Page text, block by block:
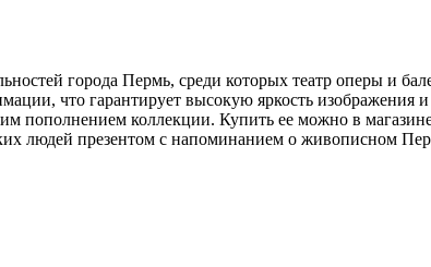
города Пермь, среди которых театр оперы и
что гарантирует высокую яркость изображения
пополнением коллекции. Купить ее можно в
людей презентом с напоминанием о живописном